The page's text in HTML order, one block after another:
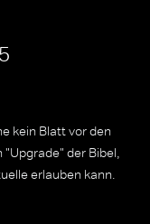
kein Blatt vor den
"Upgrade" der Bibel,
erlauben kann.